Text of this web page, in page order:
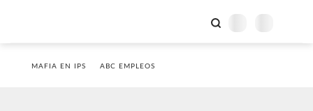
MAFIA EN IPS ABC EMPLEOS